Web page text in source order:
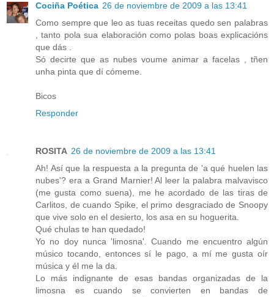
Cociña Poética 26 de noviembre de 2009 a las 13:41
Como sempre que leo as tuas receitas quedo sen palabras
, tanto pola sua elaboración como polas boas explicacións
que dás .
Só decirte que as nubes voume animar a facelas , tñen
unha pinta que dí cómeme.
Bicos
Responder
ROSITA 26 de noviembre de 2009 a las 13:41
Ah! Así que la respuesta a la pregunta de 'a qué huelen las
nubes'? era a Grand Marnier! Al leer la palabra malvavisco
(me gusta como suena), me he acordado de las tiras de
Carlitos, de cuando Spike, el primo desgraciado de Snoopy
que vive solo en el desierto, los asa en su hoguerita.
Qué chulas te han quedado!
Yo no doy nunca 'limosna'. Cuando me encuentro algún
músico tocando, entonces sí le pago, a mí me gusta oír
música y él me la da.
Lo más indignante de esas bandas organizadas de la
limosna es cuando se convierten en bandas de